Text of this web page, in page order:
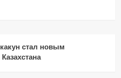
стал новым